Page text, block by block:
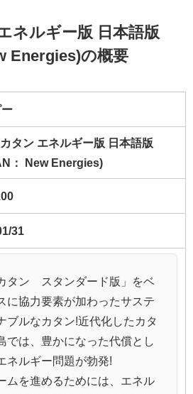
ネルギー版 日本語版
Energies)の概要
タン エネルギー版 日本語版
： New Energies)
31
タン スタンダード版」をベ
に協力要素が加わったサステ
ブルなカタン!近代化したカタ
では、豊かになった代償とし
ネルギー問題が勃発!
ムを進めるためには、エネル